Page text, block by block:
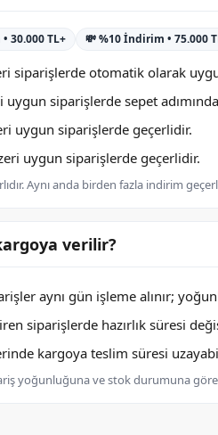
30.000 TL+ 💸 %10 İndirim • 75.000
siparişlerde otomatik olarak
siparişlerde sepet
uygun siparişlerde geçerlidir.
uygun siparişlerde geçerlidir.
Aynı anda birden fazla indirim
verilir?
aynı gün işleme alınır;
siparişlerde hazırlık süresi
kargoya teslim süresi
yoğunluğuna ve stok durumuna göre